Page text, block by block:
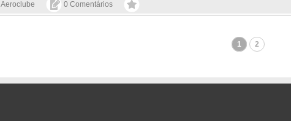
Aeroclube 0 Comentários
1 2